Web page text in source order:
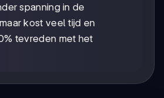
spanning in de
kost veel tijd en
tevreden met het